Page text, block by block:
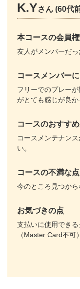
K.Yさん (60代
本コースの会員
友人がメンバーだっ
コースメンバー
フリーでのプレー
がとても感じが良か
コースのおすす
コースメンテナン
い。
コースの不満な点
今のところ見つから
お気づきの点
支払いに使用でき
（Master Card不可）